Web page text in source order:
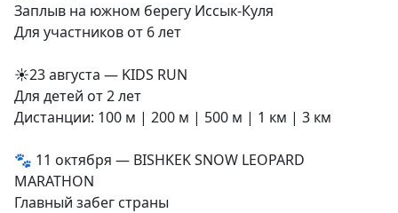
Заплыв на южном берегу Иссык-Куля
Для участников от 6 лет
☀️23 августа — KIDS RUN
Для детей от 2 лет
Дистанции: 100 м | 200 м | 500 м | 1 км | 3 км
🐾 11 октября — BISHKEK SNOW LEOPARD
MARATHON
Главный забег страны